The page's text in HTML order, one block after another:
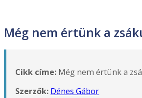
Még nem értünk a
Cikk címe: Még nem értünk a
Szerzők: Dénes Gábor